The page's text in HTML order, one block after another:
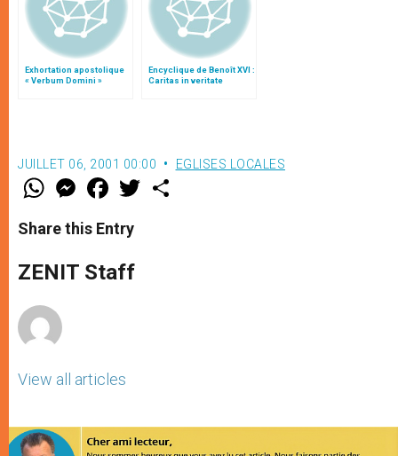
Exhortation apostolique
« Verbum Domini »
Encyclique de Benoît XVI :
Caritas in veritate
JUILLET 06, 2001 00:00 EGLISES LOCALES
W
t
s
p
p
M
e
s
e
g
e
F
a
e
b
o
k
w
Share this Entry
ZENIT Staff
View all articles